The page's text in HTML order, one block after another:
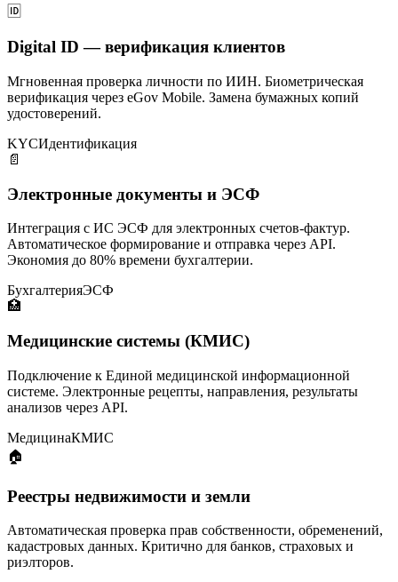
🆔
Digital ID — верификация клиентов
Мгновенная проверка личности по ИИН. Биометрическая
верификация через eGov Mobile. Замена бумажных копий
удостоверений.
KYCИдентификация
📄
Электронные документы и ЭСФ
Интеграция с ИС ЭСФ для электронных счетов-фактур.
Автоматическое формирование и отправка через API.
Экономия до 80% времени бухгалтерии.
БухгалтерияЭСФ
🏥
Медицинские системы (КМИС)
Подключение к Единой медицинской информационной
системе. Электронные рецепты, направления, результаты
анализов через API.
МедицинаКМИС
🏠
Реестры недвижимости и земли
Автоматическая проверка прав собственности, обременений,
кадастровых данных. Критично для банков, страховых и
риэлторов.